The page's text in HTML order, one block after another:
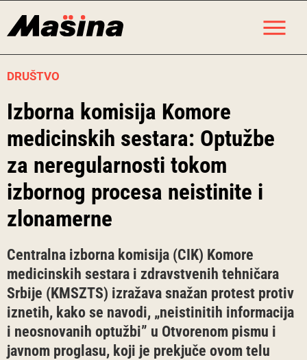
DRUŠTVO
Izborna komisija Komore
medicinskih sestara: Optužbe
za neregularnosti tokom
izbornog procesa neistinite i
zlonamerne
Centralna izborna komisija (CIK) Komore
medicinskih sestara i zdravstvenih tehničara
Srbije (KMSZTS) izražava snažan protest protiv
iznetih, kako se navodi, „neistinitih informacija
i neosnovanih optužbi” u Otvorenom pismu i
javnom proglasu, koji je prekjuče ovom telu